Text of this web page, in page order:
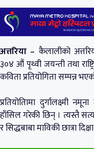
अत्तरिया – कैलालीको
३०४ औं पृथ्वी जयन्ती तथा
कविता प्रतियोगिता सम्पन्न
प्रतियोतिामा दुर्गालक्ष्मी
हाँसिल गरेकी छिन् । त्यस्तै
र सिद्धबाबा माविकी छात्रा